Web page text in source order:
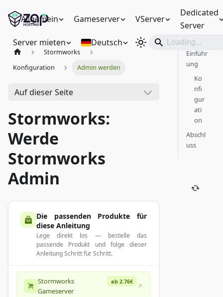
Allgemein Gameserver VServer
Dedicated
Server
Server mieten
Deutsch
Stormworks
Konfiguration
Admin werden
Auf dieser Seite
Stormworks:
Werde
Stormworks
Admin
Die passenden Produkte für
diese Anleitung
Lege direkt los — bestelle das
passende Produkt und folge dieser
Anleitung Schritt für Schritt.
Stormworks
Gameserver
ab 2.76€
Einführ
ung
Ko
nfi
gur
ati
on
Abschl
uss